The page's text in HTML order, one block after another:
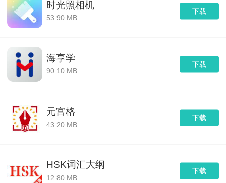
下载
时光照相机
53.90 MB
下载
海享学
90.10 MB
下载
元宫格
43.20 MB
下载
HSK词汇大纲
12.80 MB